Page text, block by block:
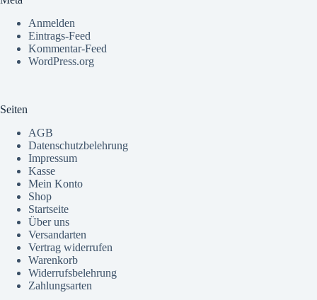
Anmelden
Eintrags-Feed
Kommentar-Feed
WordPress.org
Seiten
AGB
Datenschutzbelehrung
Impressum
Kasse
Mein Konto
Shop
Startseite
Über uns
Versandarten
Vertrag widerrufen
Warenkorb
Widerrufsbelehrung
Zahlungsarten